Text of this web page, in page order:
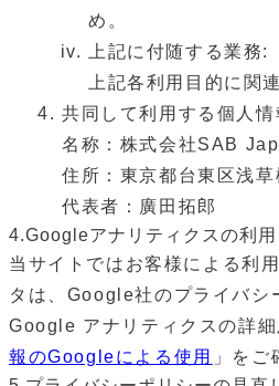
め。
上記に付随する業務:
上記各利⽤⽬的に関
共同して利⽤する個⼈
名称：株式会社SAB
住所：東京都台東区浅
代表者：廣⽥拓郎
4.Googleアナリティクスの利⽤
当サイトではお客様による利
タは、Google社のプライバシ
Google アナリティクスの詳
報のGoogleによる使⽤
」をご